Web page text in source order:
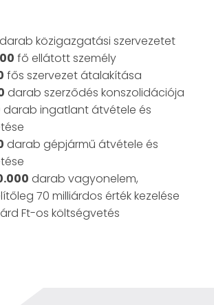
darab közigazgatási szervezetet
fő ellátott személy
fős szervezet átalakítása
darab szerződés konszolidációja
darab ingatlant átvétele és
darab gépjármű átvétele és
darab vagyonelem,
70 milliárdos érték kezelése
Ft-os költségvetés